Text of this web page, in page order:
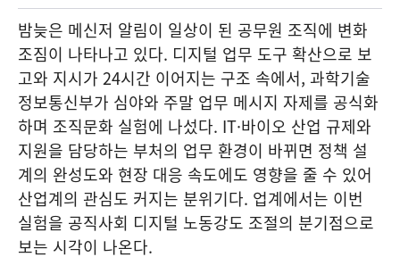
밤늦은 메신저 알림이 일상이 된 공무원 조직에 변화
조짐이 나타나고 있다. 디지털 업무 도구 확산으로 보
고와 지시가 24시간 이어지는 구조 속에서, 과학기술
정보통신부가 심야와 주말 업무 메시지 자제를 공식화
하며 조직문화 실험에 나섰다. IT·바이오 산업 규제와
지원을 담당하는 부처의 업무 환경이 바뀌면 정책 설
계의 완성도와 현장 대응 속도에도 영향을 줄 수 있어
산업계의 관심도 커지는 분위기다. 업계에서는 이번
실험을 공직사회 디지털 노동강도 조절의 분기점으로
보는 시각이 나온다.